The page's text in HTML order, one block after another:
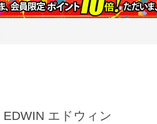
エドウィン